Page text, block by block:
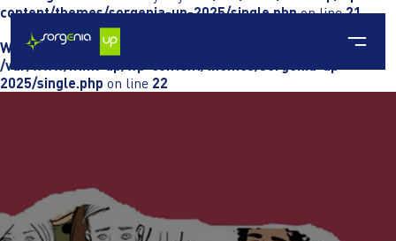
content/themes/sorgenia-up-2025/single.phpon line21
Warning
: Attempt to read property "term_id" on null in
/var/www/html-up/wp-content/themes/sorgenia-up-
2025/single.php on line 22